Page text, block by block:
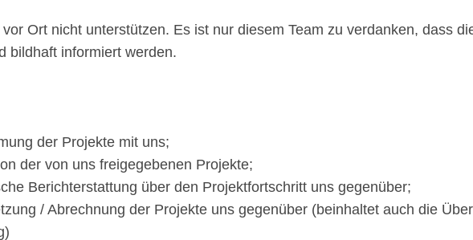
Ort nicht unterstützen. Es ist nur diesem Team zu verdanken, dass
bildhaft informiert werden.
der Projekte mit uns;
der von uns freigegebenen Projekte;
Berichterstattung über den Projektfortschritt uns gegenüber;
/ Abrechnung der Projekte uns gegenüber (beinhaltet auch die